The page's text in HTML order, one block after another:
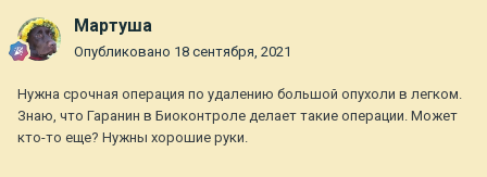
Мартуша
Опубликовано 18 сентября, 2021
Нужна срочная операция по удалению большой опухоли в легком.
Знаю, что Гаранин в Биоконтроле делает такие операции. Может
кто-то еще? Нужны хорошие руки.